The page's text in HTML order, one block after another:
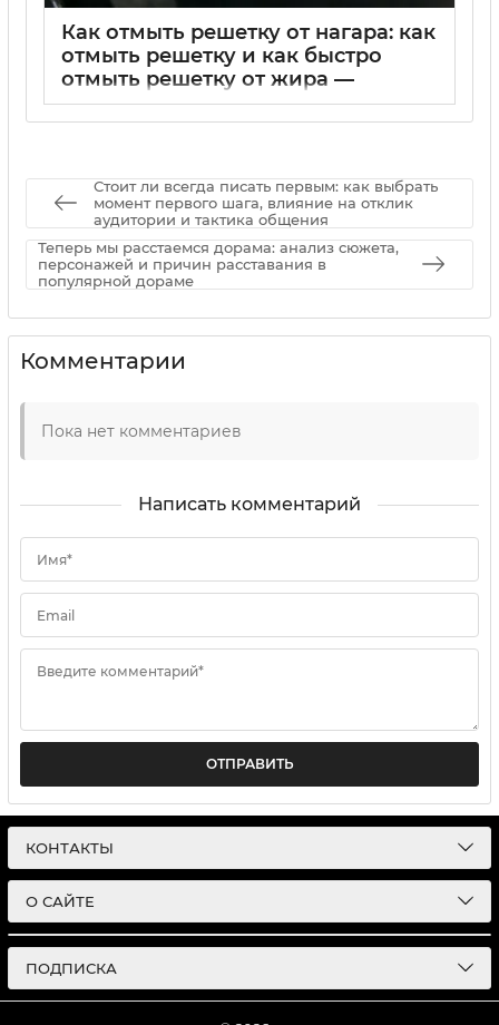
Как отмыть решетку от нагара: как
отмыть решетку и как быстро
отмыть решетку от жира —
эффективные способы
Стоит ли всегда писать первым: как выбрать
момент первого шага, влияние на отклик
аудитории и тактика общения
Теперь мы расстаемся дорама: анализ сюжета,
персонажей и причин расставания в
популярной дораме
Комментарии
Пока нет комментариев
Написать комментарий
Имя*
Email
Введите комментарий*
ОТПРАВИТЬ
КОНТАКТЫ
О САЙТЕ
ПОДПИСКА